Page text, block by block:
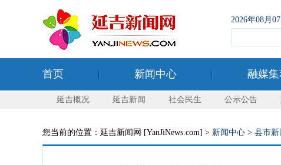
2026年08月
首页 新闻中心 融媒
延吉概况 延吉新闻 社会民生 公示公告
您当前的位置：延吉新闻网 [YanJiNews.com] > 新闻中心 > 县市新